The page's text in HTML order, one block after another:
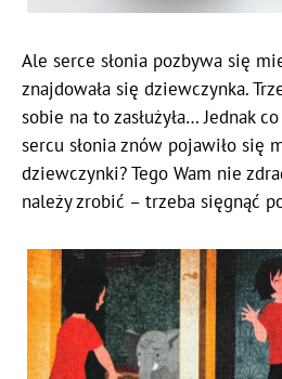
Ale serce słonia pozbywa się
znajdowała się dziewczynka.
sobie na to zasłużyła… Jednak
sercu słonia znów pojawiło się
dziewczynki? Tego Wam nie
należy zrobić – trzeba sięgnąć